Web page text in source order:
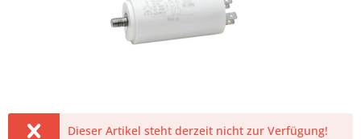
Dieser Artikel steht derzeit nicht zur Verfügung!